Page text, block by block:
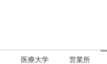
医療大学 営業所